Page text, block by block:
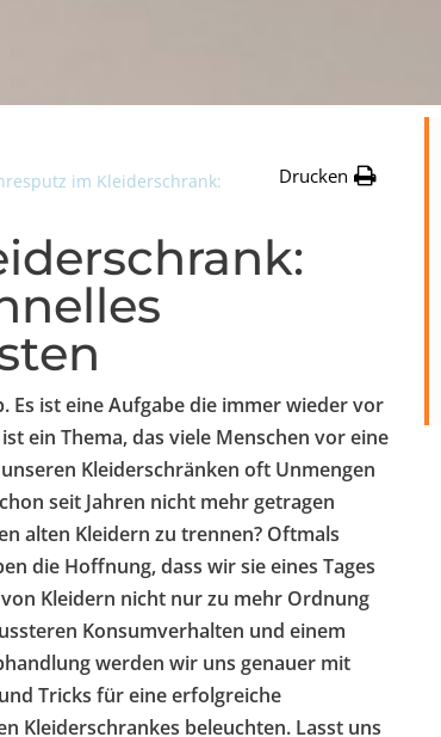
im Kleiderschrank:
Drucken
Es ist eine Aufgabe die immer wieder vor
ein Thema, das viele Menschen vor eine
Kleiderschränken oft Unmengen
seit Jahren nicht mehr getragen
alten Kleidern zu trennen? Oftmals
die Hoffnung, dass wir sie eines Tages
Kleidern nicht nur zu mehr Ordnung
Konsumverhalten und einem
werden wir uns genauer mit
Tricks für eine erfolgreiche
Kleiderschrankes beleuchten. Lasst uns